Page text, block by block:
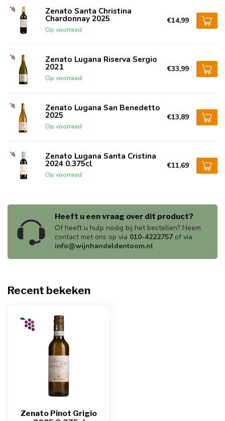
Zenato Santa Christina
Chardonnay 2025
Op voorraad
€14,99
Zenato Lugana Riserva Sergio
2021
Op voorraad
€33,99
Zenato Lugana San Benedetto
2025
Op voorraad
€13,89
Zenato Lugana Santa Cristina
2024 0.375cl
Op voorraad
€11,69
Heeft u een vraag over dit product?
Of heeft u hulp nodig bij het bestellen? Neem
contact met ons op via 010-4222757 of via
info@wijnhandeldentoom.nl
Recent bekeken
Zenato Pinot Grigio